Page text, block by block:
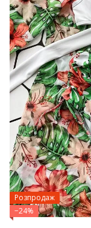
Розпродаж
−24%